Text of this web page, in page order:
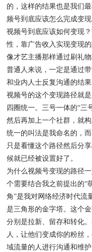
的，这样的结果也是我们
频号到底应该怎么完成变现
视频号到底应该如何变现
性，靠广告收入实现变现
像才艺主播那样通过刷礼
普通人来说，一定是通过
和业内人士反复沟通的结果
视频号的这个变现路径就
四圈统一。三号一体的“三
然后再加上一个社群，就
统一的叫法是我命名的，
只是看懂这个路径然后分
候就已经被设置好了。
为什么视频号变现的路径
个需要结合我之前提出的“
角”是我对网络经济时代流
是三角形的金字塔。这个
分别是拉新、留存和转化
人，让他们变成你的粉丝
域流量的人进行沟通和维